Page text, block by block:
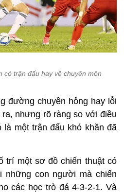
có trận đấu hay về chuyên môn
đường chuyền hỏng hay lỗi
nhưng rõ ràng so với điều
một trận đấu khó khăn đã
trí một sơ đồ chiến thuật có
những con người mà chiến
các học trò đá 4-3-2-1. Và